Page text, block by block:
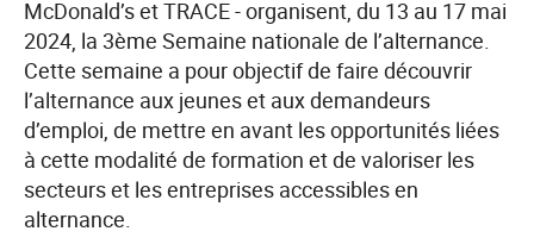
demandeurs
d’emploi
et
des
entreprises
McDonald’s et TRACE - organisent, du 13 au 17 mai
2024, la 3ème Semaine nationale de l’alternance.
Cette semaine a pour objectif de faire découvrir
l’alternance aux jeunes et aux demandeurs
d’emploi, de mettre en avant les opportunités liées
à cette modalité de formation et de valoriser les
secteurs et les entreprises accessibles en
alternance.